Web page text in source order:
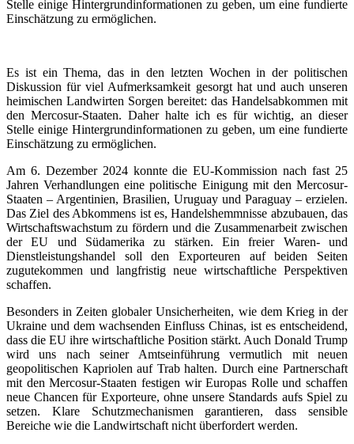
Stelle einige Hintergrundinformationen zu geben, um eine fundierte
Einschätzung zu ermöglichen.
Es ist ein Thema, das in den letzten Wochen in der politischen
Diskussion für viel Aufmerksamkeit gesorgt hat und auch unseren
heimischen Landwirten Sorgen bereitet: das Handelsabkommen mit
den Mercosur-Staaten. Daher halte ich es für wichtig, an dieser
Stelle einige Hintergrundinformationen zu geben, um eine fundierte
Einschätzung zu ermöglichen.
Am 6. Dezember 2024 konnte die EU-Kommission nach fast 25
Jahren Verhandlungen eine politische Einigung mit den Mercosur-
Staaten – Argentinien, Brasilien, Uruguay und Paraguay – erzielen.
Das Ziel des Abkommens ist es, Handelshemmnisse abzubauen, das
Wirtschaftswachstum zu fördern und die Zusammenarbeit zwischen
der EU und Südamerika zu stärken. Ein freier Waren- und
Dienstleistungshandel soll den Exporteuren auf beiden Seiten
zugutekommen und langfristig neue wirtschaftliche Perspektiven
schaffen.
Besonders in Zeiten globaler Unsicherheiten, wie dem Krieg in der
Ukraine und dem wachsenden Einfluss Chinas, ist es entscheidend,
dass die EU ihre wirtschaftliche Position stärkt. Auch Donald Trump
wird uns nach seiner Amtseinführung vermutlich mit neuen
geopolitischen Kapriolen auf Trab halten. Durch eine Partnerschaft
mit den Mercosur-Staaten festigen wir Europas Rolle und schaffen
neue Chancen für Exporteure, ohne unsere Standards aufs Spiel zu
setzen. Klare Schutzmechanismen garantieren, dass sensible
Bereiche wie die Landwirtschaft nicht überfordert werden.